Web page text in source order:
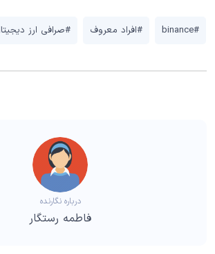
#binance #افراد معروف #صرافی ارز
درباره نگارنده
فاطمه رستگار